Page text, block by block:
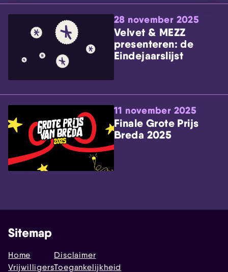
28 november 2025
Velvet & MEZZ
presenteren: de
Eindejaarslijst
11 november 2025
Finale Grote Prijs
Breda 2025
Sitemap
Home
Vrijwilligers
Disclaimer
Toegankelijkheid